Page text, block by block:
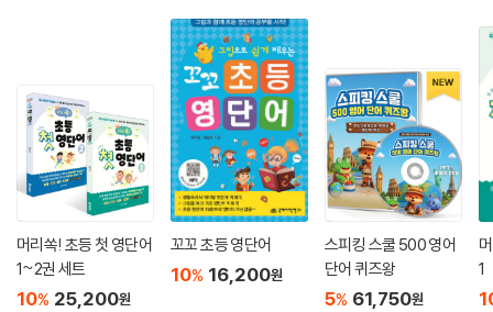
머리쏙! 초등 첫 영단어
1~2권 세트
10% 25,200원
꼬꼬 초등 영단어
10% 16,200원
스피킹 스쿨 500 영어
단어 퀴즈왕
5% 61,750원
1